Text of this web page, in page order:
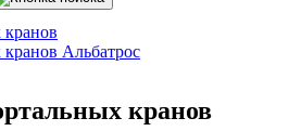
кранов
Альбатрос
кранов